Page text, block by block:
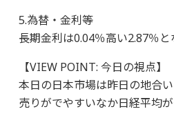
5.為替・金利等
長期金利は0.04％高い2.87％
【VIEW POINT: 今日の視点】
本日の日本市場は昨日の地合
売りがでやすいなか日経平均